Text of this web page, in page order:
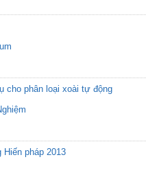
cho phân loại xoài tự động
pháp 2013